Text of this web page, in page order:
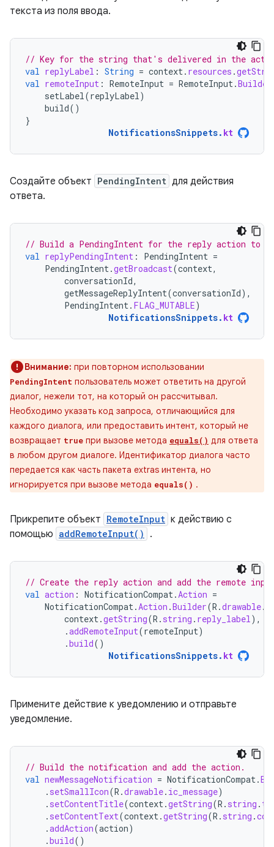
текста из поля ввода.
// Key for the string that's delivered in the
val replyLabel : String = context . resources .
val remoteInput : RemoteInput = RemoteInput .Builder
setLabel (replyLabel )
build()
}
NotificationsSnippets. kt
Создайте объект PendingIntent для действия
ответа.
// Build a PendingIntent for the reply action to
val replyPendingIntent : PendingIntent =
PendingIntent .getBroadcast(context,
conversationId,
getMessageReplyIntent(conversationId),
PendingIntent . FLAG_MUTABLE)
NotificationsSnippets. kt
Внимание: при повторном использовании
PendingIntent пользователь может ответить на другой
диалог, нежели тот, на который он рассчитывал.
Необходимо указать код запроса, отличающийся для
каждого диалога, или предоставить интент, который не
возвращает true при вызове метода equals() для ответа
в любом другом диалоге. Идентификатор диалога часто
передается как часть пакета extras интента, но
игнорируется при вызове метода equals() .
Прикрепите объект RemoteInput к действию с
помощью addRemoteInput() .
// Create the reply action and add the remote
val action : NotificationCompat . Action =
NotificationCompat . Action .Builder(R .drawable.
context .getString(R . string . reply_label ),
.addRemoteInput(remoteInput)
.build()
NotificationsSnippets. kt
Примените действие к уведомлению и отправьте
уведомление.
// Build the notification and add the action.
val newMessageNotification = NotificationCompat .
. setSmallIcon(R .drawable. ic_message)
. setContentTitle(context .getString(R . string .
. setContentText(context .getString(R . string .
.addAction(action)
.build()